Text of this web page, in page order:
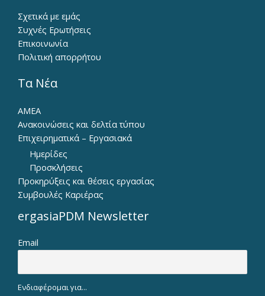
Σχετικά με εμάς
Συχνές Ερωτήσεις
Επικοινωνία
Πολιτική απορρήτου
Τα Νέα
ΑΜΕΑ
Ανακοινώσεις και δελτία τύπου
Επιχειρηματικά – Εργασιακά
Ημερίδες
Προσκλήσεις
Προκηρύξεις και θέσεις εργασίας
Συμβουλές Καριέρας
ergasiaPDM Newsletter
Email
Ενδιαφέρομαι για...